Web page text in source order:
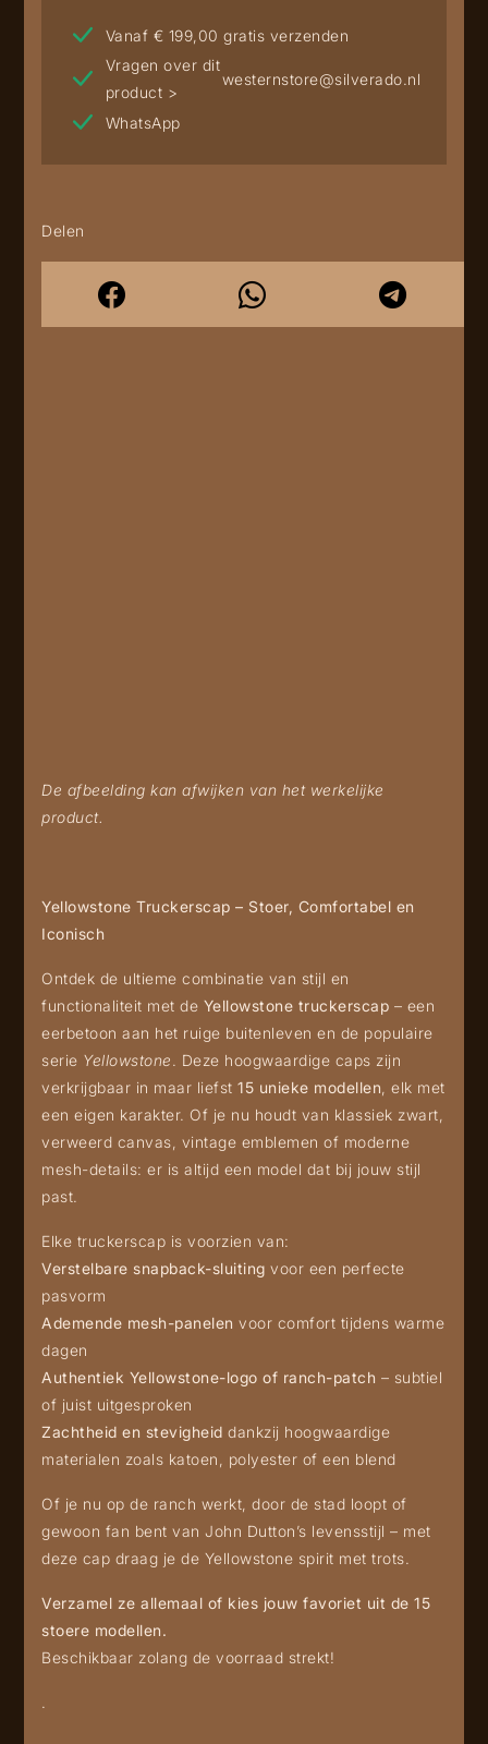
De afbeelding kan afwijken van het werkelijke
product.
Vanaf € 199,00 gratis verzenden
Vragen over dit
product >
westernstore@silverado.nl
WhatsApp
Delen
Yellowstone Truckerscap – Stoer, Comfortabel en
Iconisch
Ontdek de ultieme combinatie van stijl en
functionaliteit met de Yellowstone truckerscap – een
eerbetoon aan het ruige buitenleven en de populaire
serie Yellowstone. Deze hoogwaardige caps zijn
verkrijgbaar in maar liefst 15 unieke modellen , elk met
een eigen karakter. Of je nu houdt van klassiek zwart,
verweerd canvas, vintage emblemen of moderne
mesh-details: er is altijd een model dat bij jouw stijl
past.
Elke truckerscap is voorzien van:
Verstelbare snapback-sluiting voor een perfecte
pasvorm
Ademende mesh-panelen voor comfort tijdens warme
dagen
Authentiek Yellowstone-logo of ranch-patch – subtiel
of juist uitgesproken
Zachtheid en stevigheid dankzij hoogwaardige
materialen zoals katoen, polyester of een blend
Of je nu op de ranch werkt, door de stad loopt of
gewoon fan bent van John Dutton’s levensstijl – met
deze cap draag je de Yellowstone spirit met trots.
Verzamel ze allemaal of kies jouw favoriet uit de 15
stoere modellen.
Beschikbaar zolang de voorraad strekt!
.